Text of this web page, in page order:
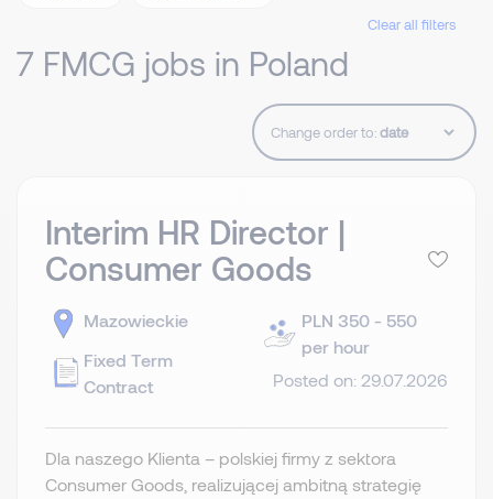
Clear all filters
7 FMCG jobs in Poland
Change order to:
Interim HR Director |
Consumer Goods
Mazowieckie
Fixed Term
Contract
PLN 350 - 550
per hour
Posted on: 29.07.2026
Dla naszego Klienta – polskiej firmy z sektora
Consumer Goods, realizującej ambitną strategię